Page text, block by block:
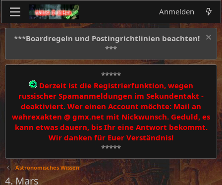
Anmelden
***Boardregeln und Postingrichtlinien beachten!
***
*****
Derzeit ist die Registrierfunktion, wegen
russischer Spamanmeldungen im Sekundentakt -
deaktiviert. Wer einen Account möchte: Mail an
wahrexakten @ gmx.net mit Nickwunsch. Geduld, es
kann etwas dauern, bis Ihr eine Antwort bekommt.
Wir danken für Euer Verständnis!
*****
Astronomisches Wissen
4. Mars